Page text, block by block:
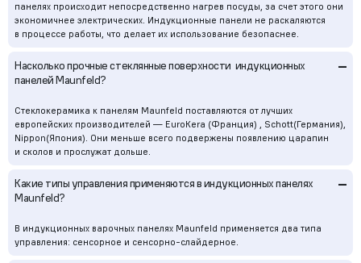
панелях происходит непосредственно нагрев посуды, за счет этого они
экономичнее электрических. Индукционные панели не раскаляются
в процессе работы, что делает их использование безопаснее.
Насколько прочные стеклянные поверхности индукционных
панелей Maunfeld?
–
Стеклокерамика к панелям Maunfeld поставляются от лучших
европейских производителей — EuroKera (Франция) , Schott(Германия),
Nippon(Япония). Они меньше всего подвержены появлению царапин
и сколов и прослужат дольше.
Какие типы управления применяются в индукционных панелях
Maunfeld?
–
В индукционных варочных панелях Maunfeld применяется два типа
управления: сенсорное и сенсорно-слайдерное.